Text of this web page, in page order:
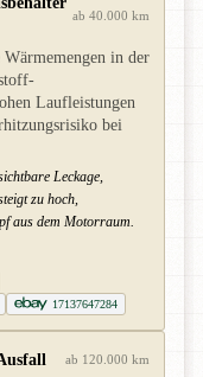
ab 40.000 km
in der
Laufleistungen
bei
Leckage,
zu hoch,
aus dem Motorraum.
17137647284
ab 120.000 km